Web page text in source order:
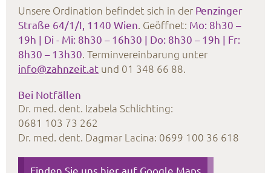
Unsere Ordination befindet sich in der Penzinger
Straße 64/1/I, 1140 Wien. Geöffnet: Mo: 8h30 –
19h | Di - Mi: 8h30 – 16h30 | Do: 8h30 – 19h | Fr:
8h30 – 13h30. Terminvereinbarung unter
info@zahnzeit.at und 01 348 66 88.
Bei Notfällen
Dr. med. dent. Izabela Schlichting:
0681 103 73 262
Dr. med. dent. Dagmar Lacina: 0699 100 36 618
Finden Sie uns hier auf Google Maps